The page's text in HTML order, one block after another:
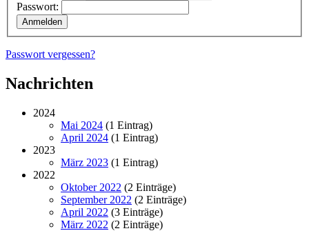
Passwort:
Passwort vergessen?
Nachrichten
2024
Mai 2024 (1 Eintrag)
April 2024 (1 Eintrag)
2023
März 2023 (1 Eintrag)
2022
Oktober 2022 (2 Einträge)
September 2022 (2 Einträge)
April 2022 (3 Einträge)
März 2022 (2 Einträge)